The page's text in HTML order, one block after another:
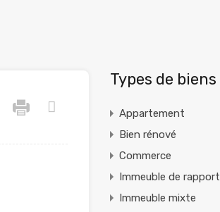
Types de biens
Appartement
Bien rénové
Commerce
Immeuble de rapport
Immeuble mixte